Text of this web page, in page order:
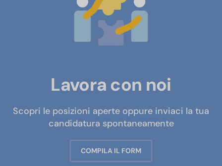
Lavora con noi
Scopri le posizioni aperte oppure inviaci la tua
candidatura spontaneamente
COMPILA IL FORM